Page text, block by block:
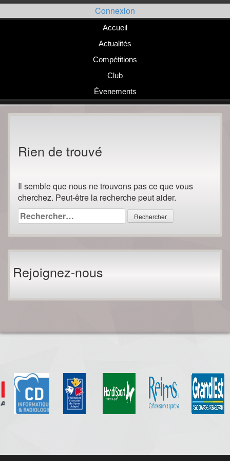
Passer
au
Connexion
Accueil
Actualités
Compétitions
Club
Évenements
Rien de trouvé
Il semble que nous ne trouvons pas ce que vous
cherchez. Peut-être la recherche peut aider.
Rechercher :
Rejoignez-nous